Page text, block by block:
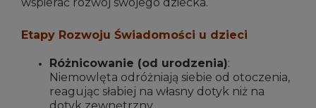
Etapy Rozwoju Świadomości u dzieci
Różnicowanie (od urodzenia):
Niemowlęta odróżniają siebie od otoczenia,
reagując słabiej na własny dotyk niż na